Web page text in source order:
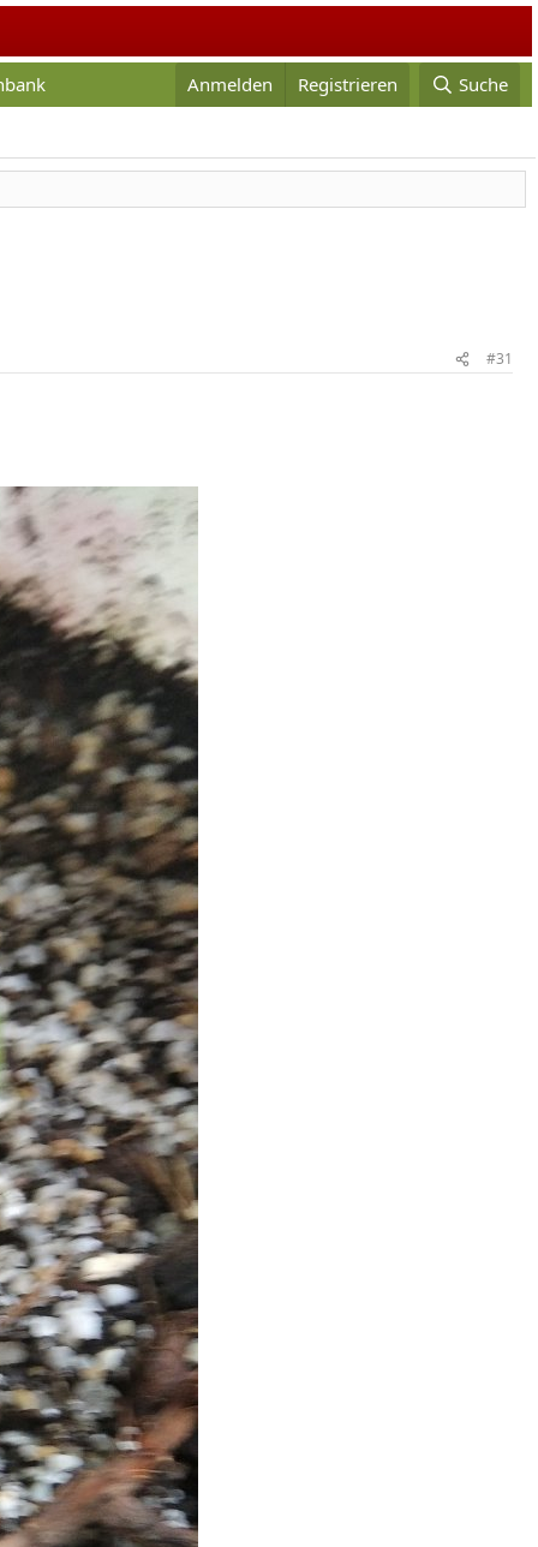
Anmelden Registrieren Suche
#31